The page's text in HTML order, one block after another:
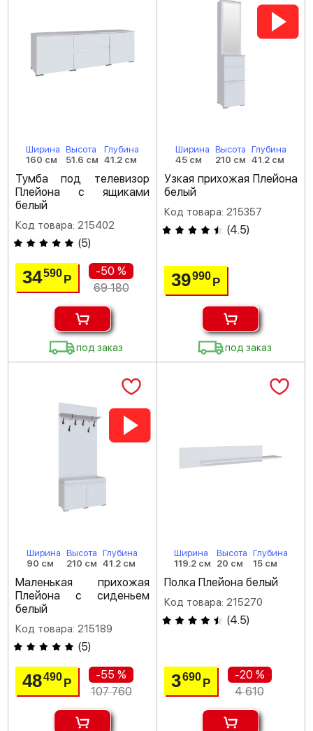
Ширина
160 см
Высота
51.6 см
Глубина
41.2 см
Тумба под телевизор
Плейона с ящиками
белый
Код товара: 215402
(5)
34590Р
-50 %
69 180
под заказ
Ширина
45 см
Высота
210 см
Глубина
41.2 см
Узкая прихожая Плейона
белый
Код товара: 215357
(4.5)
39990 Р
под заказ
Ширина
90 см
Высота
210 см
Глубина
41.2 см
Маленькая прихожая
Плейона с сиденьем
белый
Код товара: 215189
(5)
48490Р
-55 %
107 760
Ширина
119.2 см
Высота
20 см
Глубина
15 см
Полка Плейона белый
Код товара: 215270
(4.5)
3690 Р
-20 %
4 610